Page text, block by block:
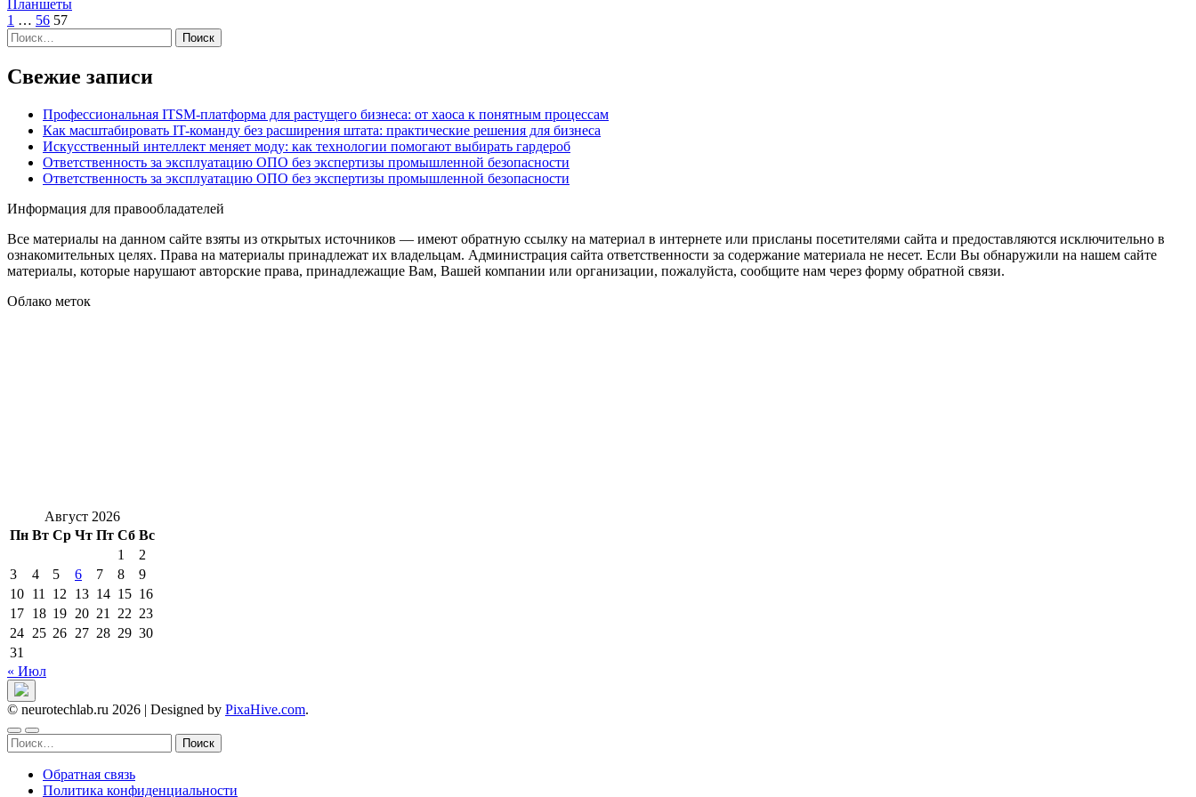
Планшеты
Пагинация
записей
1 … 56 57
Найти:
Свежие записи
Профессиональная ITSM-платформа для растущего бизнеса: от хаоса к понятным процессам
Как масштабировать IT-команду без расширения штата: практические решения для бизнеса
Искусственный интеллект меняет моду: как технологии помогают выбирать гардероб
Ответственность за эксплуатацию ОПО без экспертизы промышленной безопасности
Ответственность за эксплуатацию ОПО без экспертизы промышленной безопасности
Информация для правообладателей
Все материалы на данном сайте взяты из открытых источников — имеют обратную ссылку на материал в интернете или присланы посетителями сайта и предоставляются исключительно в
ознакомительных целях. Права на материалы принадлежат их владельцам. Администрация сайта ответственности за содержание материала не несет. Если Вы обнаружили на нашем сайте
материалы, которые нарушают авторские права, принадлежащие Вам, Вашей компании или организации, пожалуйста, сообщите нам через форму обратной связи.
Облако меток
Август 2026
Пн Вт Ср Чт Пт Сб Вс
1
2
3
4 5 6 7 8
9
10 11 12 13 14 15 16
17 18 19 20 21 22 23
24 25 26 27 28 29 30
31
« Июл
© neurotechlab.ru 2026 | Designed by PixaHive.com.
Найти:
Обратная связь
Политика конфиденциальности